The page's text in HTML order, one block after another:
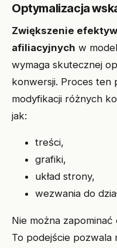
Optymalizacja
Zwiększenie
afiliacyjnych w
wymaga skutecznej
konwersji. Proces ten
modyfikacji różnych
jak:
treści,
grafiki,
układ strony,
wezwania do
Nie można zapominać
To podejście